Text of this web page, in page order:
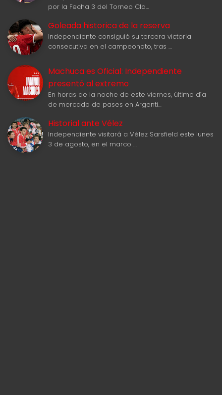
por la Fecha 3 del Torneo Cla…
Goleada historica de la reserva
Independiente consiguió su tercera victoria
consecutiva en el campeonato, tras …
Machuca es Oficial: Independiente
presentó al extremo
En horas de la noche de este viernes, último día
de mercado de pases en Argenti…
Historial ante Vélez
Independiente visitará a Vélez Sarsfield este lunes
3 de agosto, en el marco …